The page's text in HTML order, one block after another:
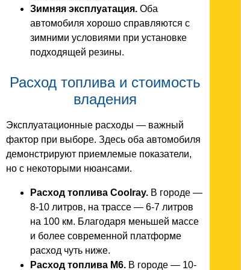
Зимняя эксплуатация. Оба
автомобиля хорошо справляются с
зимними условиями при установке
подходящей резины.
Расход топлива и стоимость
владения
Эксплуатационные расходы — важный
фактор при выборе. Здесь оба автомобиля
демонстрируют приемлемые показатели,
но с некоторыми нюансами.
Расход топлива Coolray. В городе —
8-10 литров, на трассе — 6-7 литров
на 100 км. Благодаря меньшей массе
и более современной платформе
расход чуть ниже.
Расход топлива M6. В городе — 10-